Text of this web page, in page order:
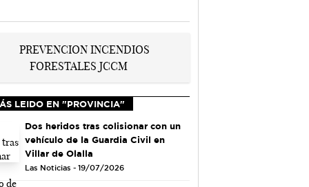
LEIDO EN "PROVINCIA"
Dos heridos tras colisionar con un
vehículo de la Guardia Civil en
Villar de Olalla
Las Noticias - 19/07/2026